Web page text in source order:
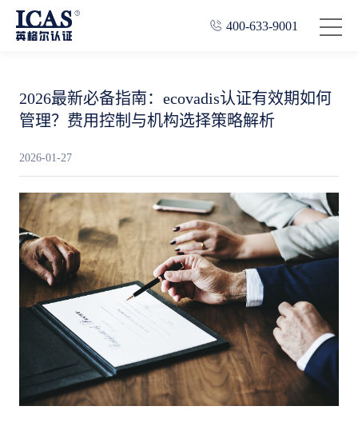
400-633-9001
2026最新必备指南：ecovadis认证有效期如何
管理？费用控制与机构选择策略解析
2026-01-27